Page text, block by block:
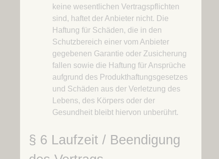
keine wesentlichen Vertragspflichten
sind, haftet der Anbieter nicht. Die
Haftung für Schäden, die in den
Schutzbereich einer vom Anbieter
gegebenen Garantie oder Zusicherung
fallen sowie die Haftung für Ansprüche
aufgrund des Produkthaftungsgesetzes
und Schäden aus der Verletzung des
Lebens, des Körpers oder der
Gesundheit bleibt hiervon unberührt.
§ 6 Laufzeit / Beendigung